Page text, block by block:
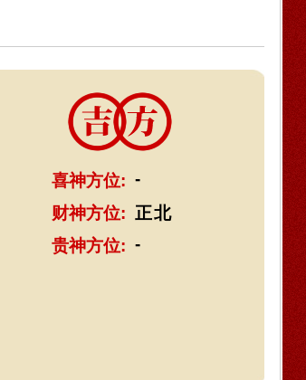
喜神方位: -
财神方位: 正北
贵神方位: -